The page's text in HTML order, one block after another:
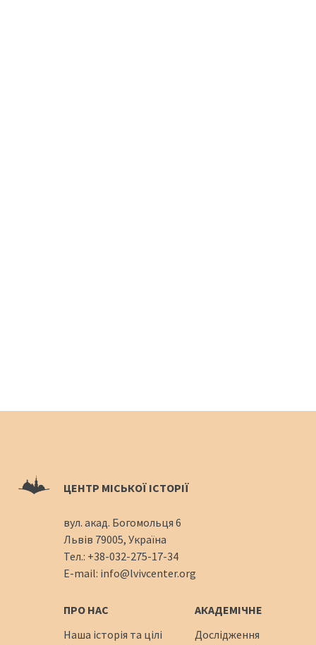
ЦЕНТР МІСЬКОЇ ІСТОРІЇ
вул. акад. Богомольця 6
Львів 79005, Україна
Тел.: +38-032-275-17-34
E-mail: info@lvivcenter.org
ПРО НАС
Наша історія та цілі
АКАДЕМІЧНЕ
Дослідження